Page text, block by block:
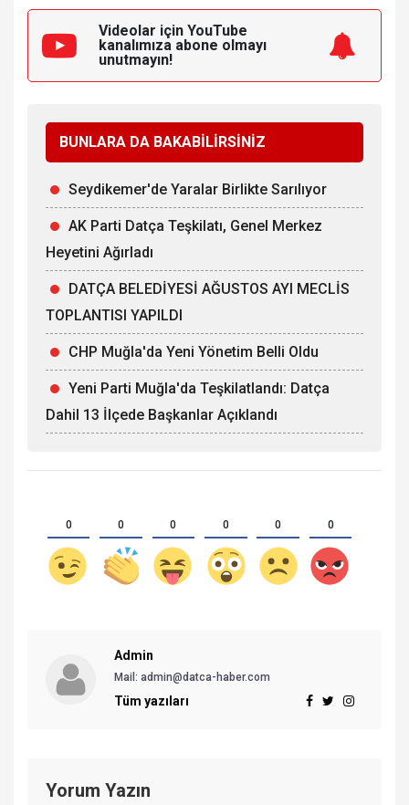
Videolar için YouTube
kanalımıza abone olmayı
unutmayın!
BUNLARA DA BAKABİLİRSİNİZ
Seydikemer'de Yaralar Birlikte Sarılıyor
AK Parti Datça Teşkilatı, Genel Merkez
Heyetini Ağırladı
DATÇA BELEDİYESİ AĞUSTOS AYI MECLİS
TOPLANTISI YAPILDI
CHP Muğla'da Yeni Yönetim Belli Oldu
Yeni Parti Muğla'da Teşkilatlandı: Datça
Dahil 13 İlçede Başkanlar Açıklandı
0 0 0 0 0 0
Admin
Mail: admin@datca-haber.com
Tüm yazıları
Yorum Yazın